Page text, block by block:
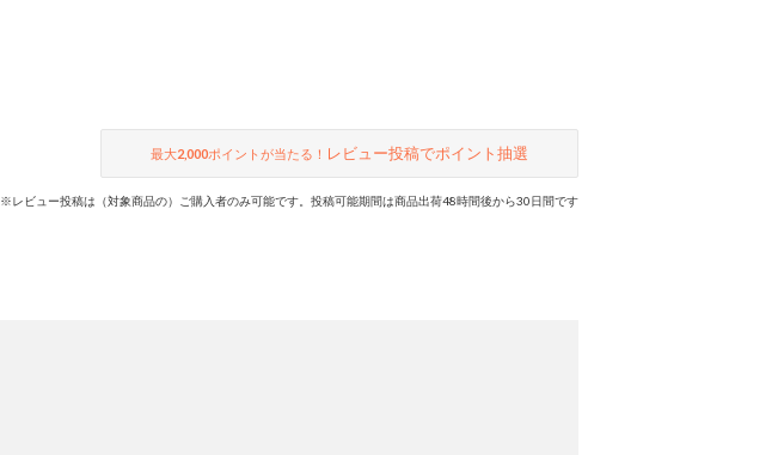
最大2,000ポイントが当たる！ レビュー投稿でポイント抽選
※レビュー投稿は（対象商品の）ご購入者のみ可能です。投稿可能期間は商品出荷48時間後から30日間です